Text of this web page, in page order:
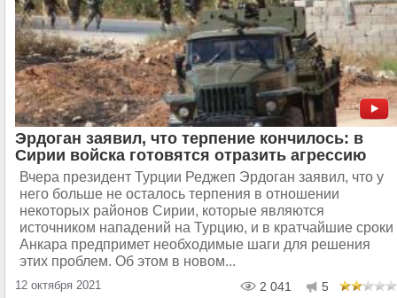
Эрдоган заявил, что терпение кончилось: в
Сирии войска готовятся отразить агрессию
Вчера президент Турции Реджеп Эрдоган заявил, что у
него больше не осталось терпения в отношении
некоторых районов Сирии, которые являются
источником нападений на Турцию, и в кратчайшие сроки
Анкара предпримет необходимые шаги для решения
этих проблем. Об этом в новом...
12 октября 2021 2 041 5